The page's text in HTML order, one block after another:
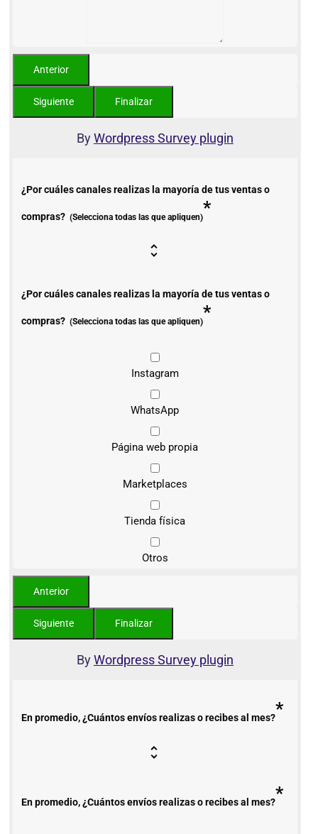
ByWordpress Survey plugin
¿Por cuáles canales realizas la mayoría de tus ventas o
compras? (Selecciona todas las que apliquen)*
¿Por cuáles canales realizas la mayoría de tus ventas o
compras? (Selecciona todas las que apliquen)*
Instagram
WhatsApp
Página web propia
Marketplaces
Tienda física
Otros
ByWordpress Survey plugin
En promedio, ¿Cuántos envíos realizas o recibes al mes?*
En promedio, ¿Cuántos envíos realizas o recibes al mes?*